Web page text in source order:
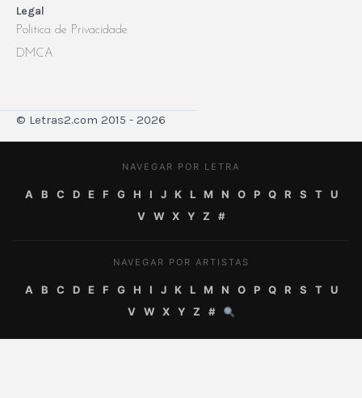
Legal
Politica de Privacidade
DMCA
© Letras2.com 2015 - 2026
NAVEGAR POR LETRA
A B C D E F G H I J K L M N O P Q R S T
U
V
W X Y Z #
NAVEGAR POR ARTISTAS
A B C D E F G H I J K L M N O P Q R S T
U
V
W X Y Z #